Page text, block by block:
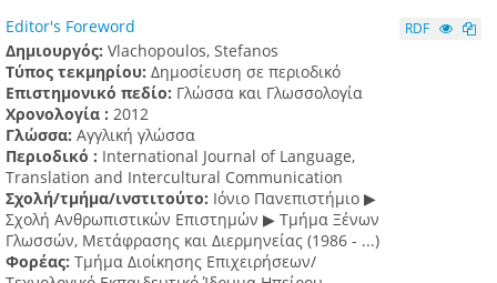
Editor's Foreword
Δημιουργός: Vlachopoulos, Stefanos
Τύπος τεκμηρίου: Δημοσίευση σε περιοδικό
Επιστημονικό πεδίο: Γλώσσα και Γλωσσολογία
Χρονολογία : 2012
Γλώσσα: Αγγλική γλώσσα
Περιοδικό : International Journal of Language,
Translation and Intercultural Communication
Σχολή/τμήμα/ινστιτούτο: Ιόνιο Πανεπιστήμιο ▶
Σχολή Ανθρωπιστικών Επιστημών ▶ Tμήμα Ξένων
Γλωσσών, Mετάφρασης και Διερμηνείας (1986 - ...)
Φορέας: Τμήμα Διοίκησης Επιχειρήσεων/
RDF